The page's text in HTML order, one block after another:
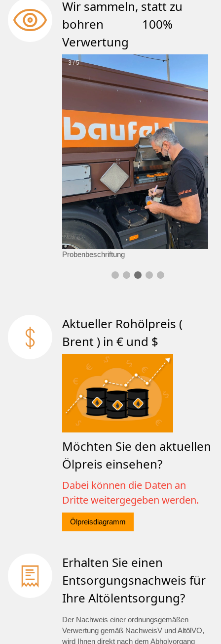
Wir sammeln, statt zu
bohren 100%
Verwertung
3 / 5
Probenbeschriftung
Aktueller Rohölpreis (
Brent ) in € und $
Möchten Sie den aktuellen
Ölpreis einsehen?
Dabei können die Daten an
Dritte weitergegeben werden.
Ölpreisdiagramm
Erhalten Sie einen
Entsorgungsnachweis für
Ihre Altölentsorgung?
Der Nachweis einer ordnungsgemäßen
Verwertung gemäß NachweisV und AltölVO,
wird Ihnen direkt nach dem Abholvorgang